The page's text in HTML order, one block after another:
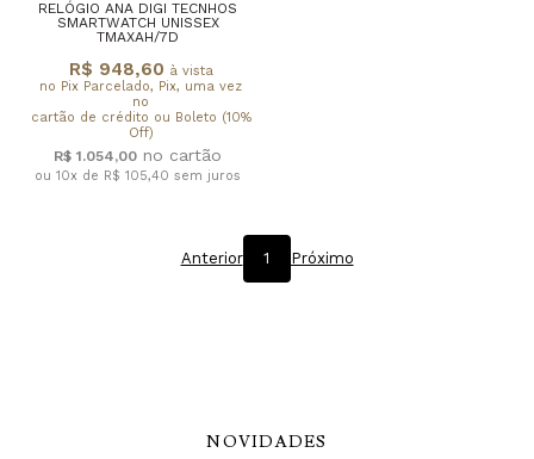
RELÓGIO ANA DIGI TECNHOS
SMARTWATCH UNISSEX
TMAXAH/7D
R$ 948,60 à vista
no Pix Parcelado, Pix, uma vez
no
cartão de crédito ou Boleto (10%
Off)
R$ 1.054,00
ou 10x de R$ 105,40 sem juros
Anterior 1 Próximo
NOVIDADES